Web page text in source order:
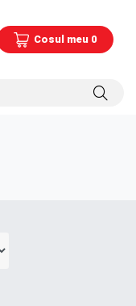
Cosul meu 0